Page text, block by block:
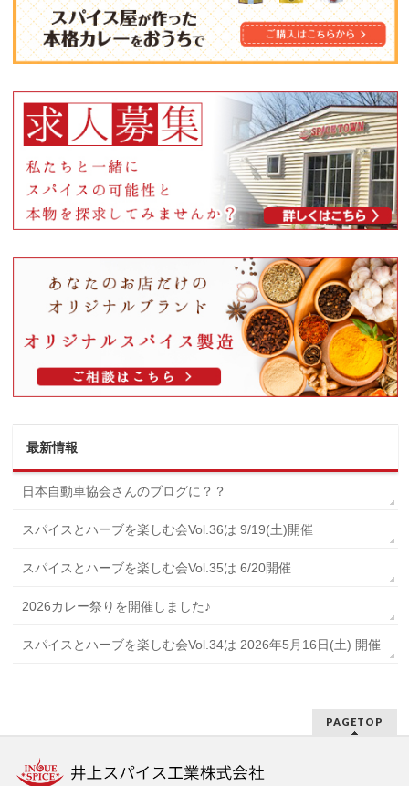
最新情報
日本自動車協会さんのブログに？？
スパイスとハーブを楽しむ会Vol.36は 9/19(土)開催
スパイスとハーブを楽しむ会Vol.35は 6/20開催
2026カレー祭りを開催しました♪
スパイスとハーブを楽しむ会Vol.34は 2026年5月16日(土) 開催
PAGETOP